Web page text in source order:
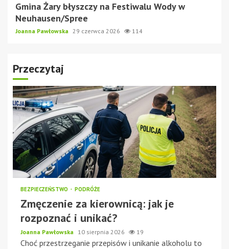
Gmina Żary błyszczy na Festiwalu Wody w
Neuhausen/Spree
Joanna Pawłowska 29 czerwca 2026 114
Przeczytaj
BEZPIECZEŃSTWO PODRÓŻE
Zmęczenie za kierownicą: jak je
rozpoznać i unikać?
Joanna Pawłowska 10 sierpnia 2026 19
Choć przestrzeganie przepisów i unikanie alkoholu to